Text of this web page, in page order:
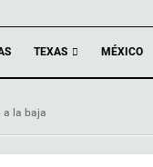
TEXAS MÉXICO
a la baja